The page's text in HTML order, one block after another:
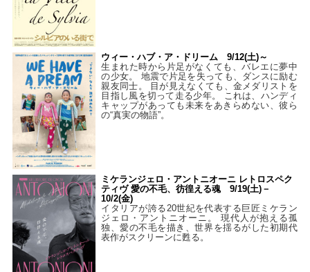
ウィー・ハブ・ア・ドリーム 9/12(土)～
生まれた時から片足がなくても、バレエに夢中
の少女。 地震で片足を失っても、ダンスに励む
親友同士。 目が見えなくても、金メダリストを
目指し風を切って走る少年。 これは、ハンディ
キャップがあっても未来をあきらめない、彼ら
の“真実の物語”。
ミケランジェロ・アントニオーニ レトロスペク
ティヴ 愛の不毛、彷徨える魂 9/19(土)－
10/2(金)
イタリアが誇る20世紀を代表する巨匠ミケラン
ジェロ・アントニオーニ。 現代人が抱える孤
独、愛の不毛を描き、世界を揺るがした初期代
表作がスクリーンに甦る。